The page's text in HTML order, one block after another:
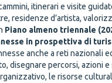
itinerari e visite
residenze d’artista,
Piano almeno triennale
in prospettiva di
anche a reti nazionali
disegnare percorsi, azioni
le risorse